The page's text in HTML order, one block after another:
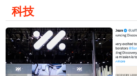
科技